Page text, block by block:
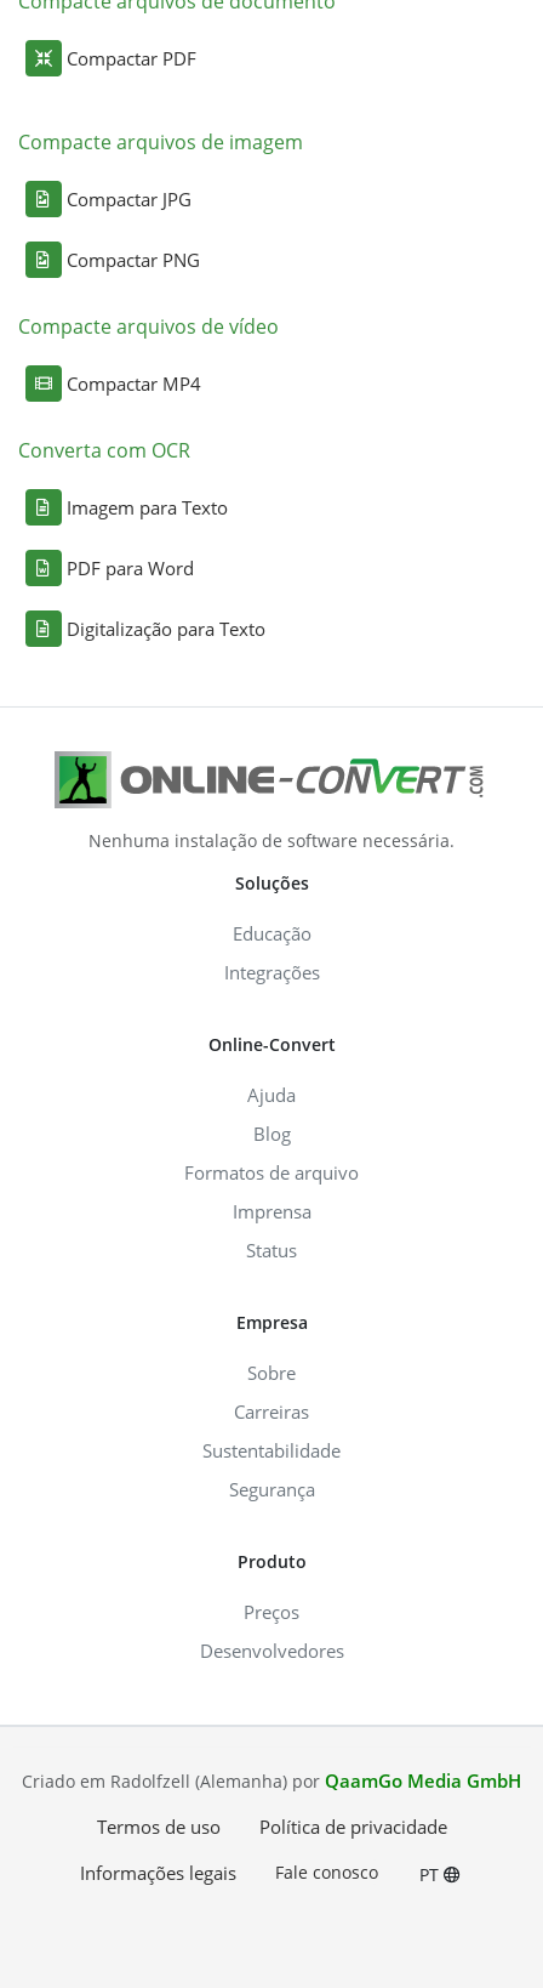
Compactar PDF
Compacte arquivos de imagem
Compactar JPG
Compactar PNG
Compacte arquivos de vídeo
Compactar MP4
Converta com OCR
Imagem para Texto
PDF para Word
Digitalização para Texto
Nenhuma instalação de software necessária.
Soluções
Educação
Integrações
Online-Convert
Ajuda
Blog
Formatos de arquivo
Imprensa
Status
Empresa
Sobre
Carreiras
Sustentabilidade
Segurança
Produto
Preços
Desenvolvedores
Criado em Radolfzell (Alemanha) por QaamGo Media GmbH
Termos de uso
Política de privacidade
Informações legais
Fale conosco PT